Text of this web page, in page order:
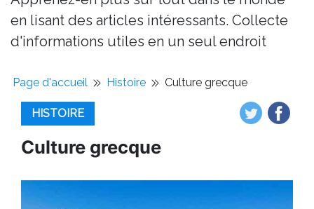
en lisant des articles intéressants. Collecte
d'informations utiles en un seul endroit
Page d'accueil Histoire Culture grecque
HISTOIRE
Culture grecque